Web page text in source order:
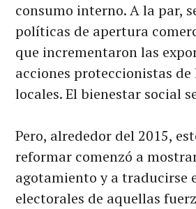
consumo interno. A la par,
políticas de apertura
que incrementaron las
acciones proteccionistas
locales. El bienestar social
Pero, alrededor del 2015,
reformar comenzó a
agotamiento y a traducirse
electorales de aquellas